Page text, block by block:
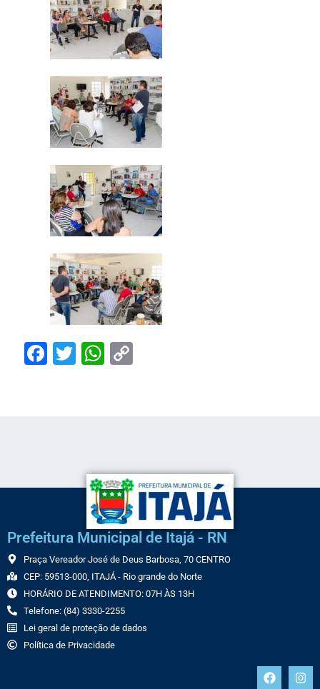
Facebook
TwitterWhatsApp
Prefeitura Municipal de Itajá - RN
Praça Vereador José de Deus Barbosa, 70 CENTRO
CEP: 59513-000, ITAJÁ - Rio grande do Norte
HORÁRIO DE ATENDIMENTO: 07H ÀS 13H
Telefone: (84) 3330-2255
Lei geral de proteção de dados
Política de Privacidade